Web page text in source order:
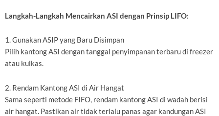
Langkah-Langkah Mencairkan ASI dengan Prinsip LIFO:
1. Gunakan ASIP yang Baru Disimpan
Pilih kantong ASI dengan tanggal penyimpanan terbaru di freezer
atau kulkas.
2. Rendam Kantong ASI di Air Hangat
Sama seperti metode FIFO, rendam kantong ASI di wadah berisi
air hangat. Pastikan air tidak terlalu panas agar kandungan ASI